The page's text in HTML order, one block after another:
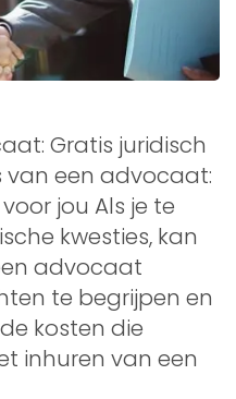
Gratis juridisch
van een advocaat:
jou Als je te
kwesties, kan
advocaat
te begrijpen en
kosten die
inhuren van een